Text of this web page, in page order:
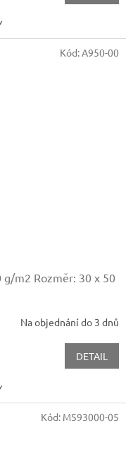
g/m2 Rozměr: 30 x 50
Na objednání do 3 dnů
DETAIL
Kód:A950-00
Kód: M593000-05